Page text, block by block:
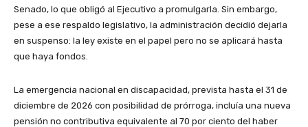
Senado, lo que obligó al Ejecutivo a promulgarla. Sin embargo,
pese a ese respaldo legislativo, la administración decidió dejarla
en suspenso: la ley existe en el papel pero no se aplicará hasta
que haya fondos.
La emergencia nacional en discapacidad, prevista hasta el 31 de
diciembre de 2026 con posibilidad de prórroga, incluía una nueva
pensión no contributiva equivalente al 70 por ciento del haber